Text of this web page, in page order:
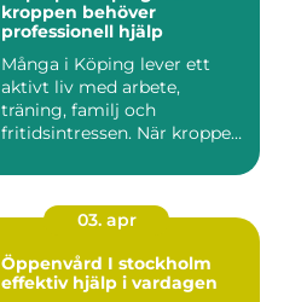
kroppen behöver
professionell hjälp
Många i Köping lever ett
aktivt liv med arbete,
träning, familj och
fritidsintressen. När kroppen
03. apr
Öppenvård I stockholm
effektiv hjälp i vardagen